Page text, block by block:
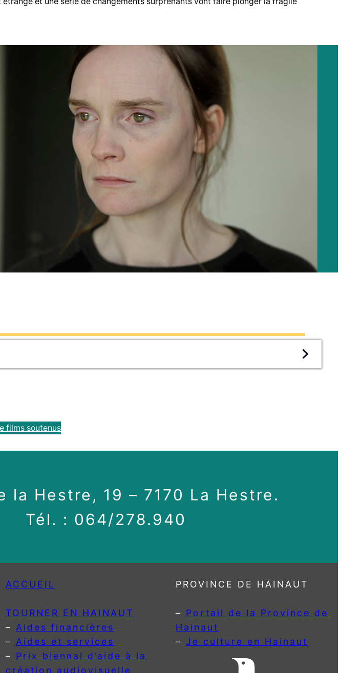
films soutenus
la Hestre, 19 – 7170 La Hestre.
Tél. : 064/278.940
ACCUEIL
TOURNER EN HAINAUT
– Aides financières
– Aides et services
– Prix biennal d’aide à la
création audiovisuelle
PROVINCE DE HAINAUT
– Portail de la Province de
Hainaut
– Je culture en Hainaut